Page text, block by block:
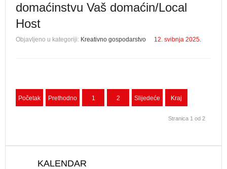
domaćinstvu Vaš domaćin/Local
Host
Objavljeno u kategoriji: Kreativno gospodarstvo 12. svibnja 2025.
Početak Prethodno 1 2 Slijedeće Kraj
Stranica 1 od 2
KALENDAR